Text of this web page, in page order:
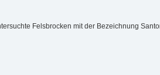
Felsbrocken mit der Bezeichnung